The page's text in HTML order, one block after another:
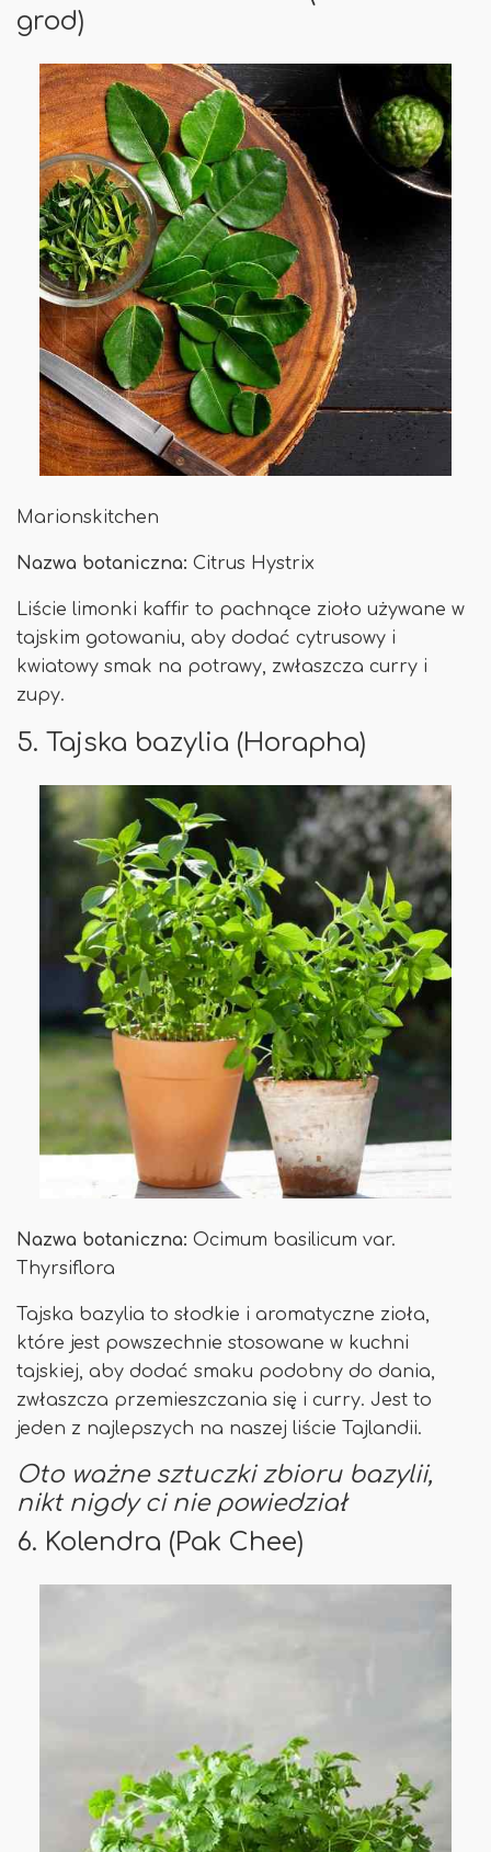
grod)
Marionskitchen
Nazwa botaniczna: Citrus Hystrix
Liście limonki kaffir to pachnące zioło używane w
tajskim gotowaniu, aby dodać cytrusowy i
kwiatowy smak na potrawy, zwłaszcza curry i
zupy.
5. Tajska bazylia (Horapha)
Nazwa botaniczna: Ocimum basilicum var.
Thyrsiflora
Tajska bazylia to słodkie i aromatyczne zioła,
które jest powszechnie stosowane w kuchni
tajskiej, aby dodać smaku podobny do dania,
zwłaszcza przemieszczania się i curry. Jest to
jeden z najlepszych na naszej liście Tajlandii.
Oto ważne sztuczki zbioru bazylii,
nikt nigdy ci nie powiedział
6. Kolendra (Pak Chee)